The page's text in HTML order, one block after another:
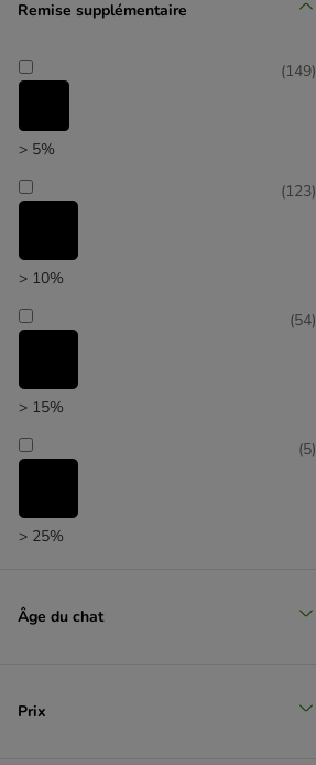
Remise supplémentaire
> 5%
(149)
> 10%
(123)
> 15%
(54)
> 25%
(5)
(2)
Âge du chat
Prix